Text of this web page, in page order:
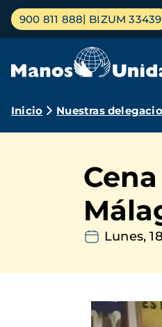
Pasar
contenido
Menú
principal
900 811 888 BIZUM 33439
Ruta
navegación
Inicio Nuestras
Lunes,